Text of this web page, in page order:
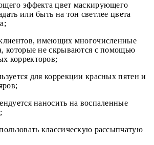
эффекта цвет маскирующего
или быть на тон светлее цвета
клиентов, имеющих многочисленные
которые не скрываются с помощью
корректоров;
для коррекции красных пятен и
наносить на воспаленные
классическую рассыпчатую